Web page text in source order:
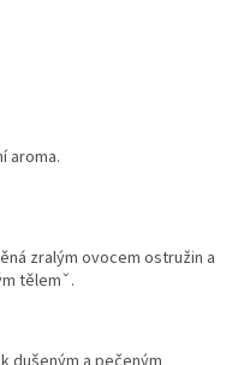
aroma.
zralým ovocem ostružin a
tělemˇ.